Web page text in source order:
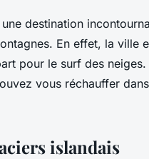
destination
En effet, la ville
pour le surf des
vous réchauffer
islandais